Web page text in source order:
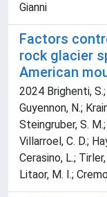
Gianni
Factors
rock glacier
American
2024 Brighenti,
Guyennon, N.;
Steingruber, S.
Villarroel, C. D.;
Cerasino, L.;
Litaor, M. I.;